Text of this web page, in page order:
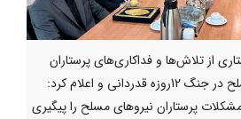
از تلاش‌ها و فداکاری‌های پرستاران
بیمارستان‌های نیروهای مسلح در جنگ 12روزه قدردانی و اعلام کرد:
پرستاران نیروهای مسلح را پیگیری